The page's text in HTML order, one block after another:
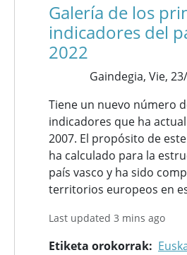
Galería de los
indicadores del
2022
Gaindegia, Vie,
Tiene un nuevo número
indicadores que ha
2007. El propósito de
ha calculado para la
país vasco y ha sido
territorios europeos en
Last updated 3 mins ago
Etiketa orokorrak